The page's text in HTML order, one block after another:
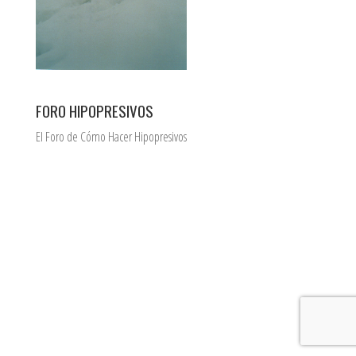
FORO HIPOPRESIVOS
El Foro de Cómo Hacer Hipopresivos